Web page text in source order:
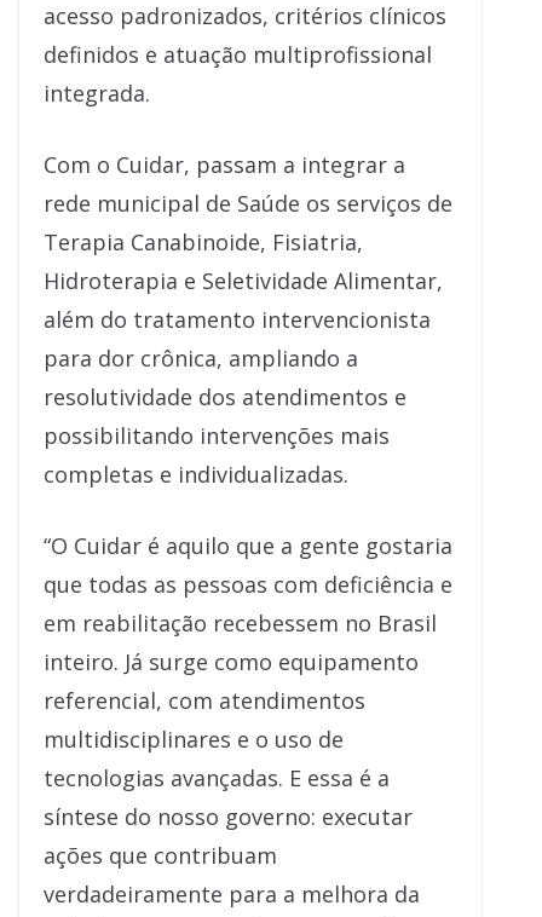
acesso padronizados, critérios clínicos
definidos e atuação multiprofissional
integrada.
Com o Cuidar, passam a integrar a
rede municipal de Saúde os serviços de
Terapia Canabinoide, Fisiatria,
Hidroterapia e Seletividade Alimentar,
além do tratamento intervencionista
para dor crônica, ampliando a
resolutividade dos atendimentos e
possibilitando intervenções mais
completas e individualizadas.
“O Cuidar é aquilo que a gente gostaria
que todas as pessoas com deficiência e
em reabilitação recebessem no Brasil
inteiro. Já surge como equipamento
referencial, com atendimentos
multidisciplinares e o uso de
tecnologias avançadas. E essa é a
síntese do nosso governo: executar
ações que contribuam
verdadeiramente para a melhora da